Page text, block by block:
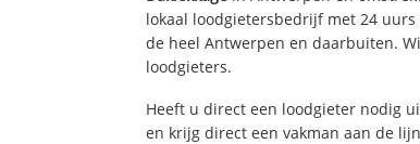
lokaal loodgietersbedrijf met 24
de heel Antwerpen en daarbuiten.
loodgieters.
Heeft u direct een loodgieter nodig
en krijg direct een vakman aan de